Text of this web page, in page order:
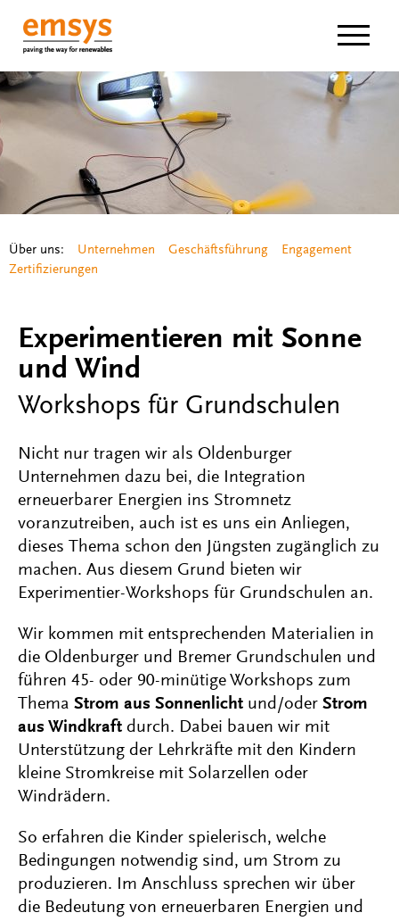
Über uns: Unternehmen Geschäftsführung
Engagement
Zertifizierungen
Experimentieren mit Sonne
und Wind
Workshops für Grundschulen
Nicht nur tragen wir als Oldenburger
Unternehmen dazu bei, die Integration
erneuerbarer Energien ins Stromnetz
voranzutreiben, auch ist es uns ein Anliegen,
dieses Thema schon den Jüngsten zugänglich zu
machen. Aus diesem Grund bieten wir
Experimentier-Workshops für Grundschulen an.
Wir kommen mit entsprechenden Materialien in
die Oldenburger und Bremer Grundschulen und
führen 45- oder 90-minütige Workshops zum
Thema Strom aus Sonnenlicht und/oder Strom
aus Windkraft durch. Dabei bauen wir mit
Unterstützung der Lehrkräfte mit den Kindern
kleine Stromkreise mit Solarzellen oder
Windrädern.
So erfahren die Kinder spielerisch, welche
Bedingungen notwendig sind, um Strom zu
produzieren. Im Anschluss sprechen wir über
die Bedeutung von erneuerbaren Energien und